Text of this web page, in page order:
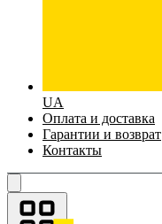
UA
Оплата и доставка
Гарантии и возврат
Контакты